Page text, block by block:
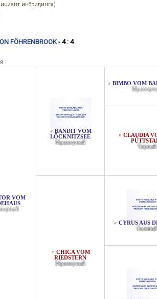
инбридинга)
FÖHRENBROOK- 4 : 4
VOM
♂ BANDIT VOM
LÖCKNITZSEE
Мраморный
♂ BIMBO VOM
♀ CLAUDIA
Черный
♀ CHICA VOM
RIEDSTERN
Мраморный
♂ CYRUS AUS
Палевый